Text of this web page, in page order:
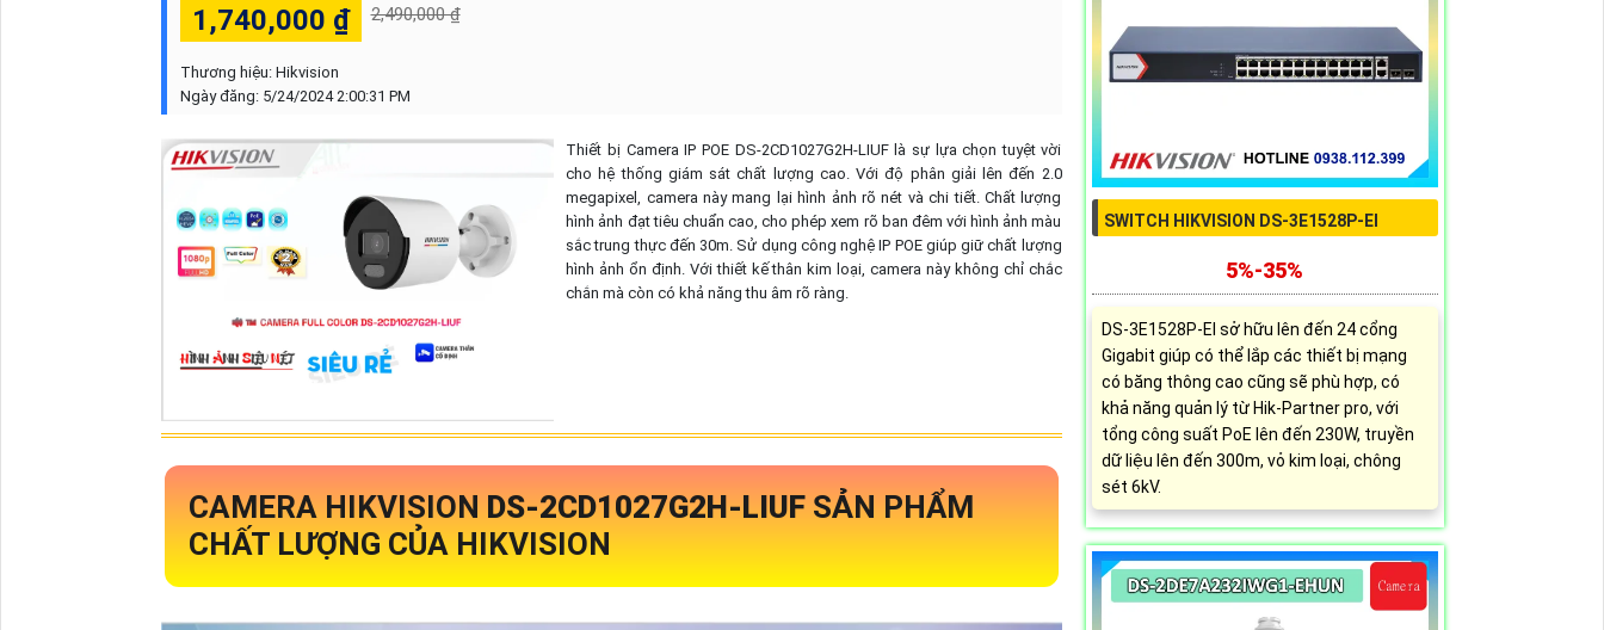
1,740,000 ₫ 2,490,000 ₫
Thương hiệu: Hikvision
Ngày đăng: 5/24/2024 2:00:31 PM
Thiết bị Camera IP POE DS-2CD1027G2H-LIUF là sự lựa chọn tuyệt vời
cho hệ thống giám sát chất lượng cao. Với độ phân giải lên đến 2.0
megapixel, camera này mang lại hình ảnh rõ nét và chi tiết. Chất lượng
hình ảnh đạt tiêu chuẩn cao, cho phép xem rõ ban đêm với hình ảnh màu
sắc trung thực đến 30m. Sử dụng công nghệ IP POE giúp giữ chất lượng
hình ảnh ổn định. Với thiết kế thân kim loại, camera này không chỉ chắc
chắn mà còn có khả năng thu âm rõ ràng.
CAMERA HIKVISION DS-2CD1027G2H-LIUF SẢN PHẨM
CHẤT LƯỢNG CỦA HIKVISION
SWITCH HIKVISION DS-3E1528P-EI
5%-35%
DS-3E1528P-EI sở hữu lên đến 24 cổng
Gigabit giúp có thể lắp các thiết bị mạng
có băng thông cao cũng sẽ phù hợp, có
khả năng quản lý từ Hik-Partner pro, với
tổng công suất PoE lên đến 230W, truyền
dữ liệu lên đến 300m, vỏ kim loại, chông
sét 6kV.